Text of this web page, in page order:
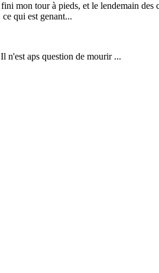
mon tour à pieds, et le lendemain des
qui est genant...
n'est aps question de mourir ...